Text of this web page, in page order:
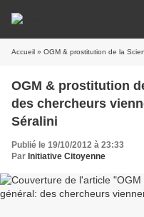
Accueil » OGM & prostitution de la Science
OGM & prostitution
des chercheurs
Séralini
Publié le 19/10/2012 à 23:33
Par Initiative Citoyenne